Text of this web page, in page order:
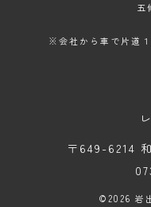
五
※会社から車で片道
〒649-6214
©2026岩